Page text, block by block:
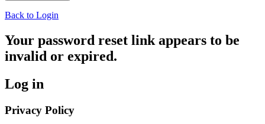
Back to Login
Your password reset link appears to be
invalid or expired.
Log in
Privacy Policy